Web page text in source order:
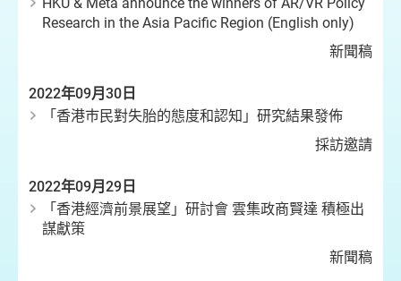
Research in the Asia Pacific Region (English only)
新聞稿
2022年09月30日
「香港巿民對失胎的態度和認知」研究結果發佈
採訪邀請
2022年09月29日
「香港經濟前景展望」研討會 雲集政商賢達 積極出
謀獻策
新聞稿